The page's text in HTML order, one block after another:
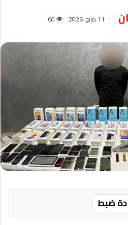
11 مايو، 2026 60
ضبط